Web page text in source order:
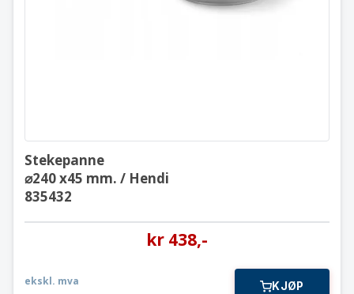
⌀240 x45 mm. / Hendi
Stekepanne
⌀240 x45 mm. / Hendi
835432
kr 438,-
ekskl. mva KJØP